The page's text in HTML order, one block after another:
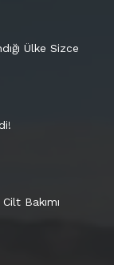
Ülke Sizce
Bakımı